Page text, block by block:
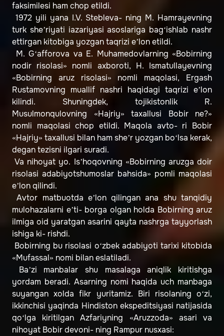
faksimilesi ham chop etildi.
1972 yili yana I.V. Stebleva- ning M. Hamrayevning
turk she’riyati iazariyasi asoslariga bag‘ishlab nashr
ettirgan kitobiga yozgan taqrizi e’lon etildi.
M. G‘afforova va E. Muhamedovlarning «Bobirning
nodir risolasi» nomli axboroti, H. Ismatullayevning
«Bobirning aruz risolasi» nomli maqolasi, Ergash
Rustamovning muallif nashri haqidagi taqrizi e’lon
kilindi. Shuningdek, tojikistonlik R.
Musulmonqulovning «Hajriy» taxallusi Bobir ne?»
nomli maqolasi chop etildi. Maqola avto- ri Bobir
«Hajriy» taxallusi bilan ham she’r yozgan bo‘lsa kerak,
degan tezisni ilgari suradi.
Va nihoyat yo. Is’hoqovning «Bobirning aruzga doir
risolasi adabiyotshumoslar bahsida» pomli maqolasi
e’lon qilindi.
Avtor matbuotda e’lon qilingan ana shu tanqidiy
mulohazalarni e’ti- borga olgan holda Bobirning aruz
ilmiga oid yaratgan asarini qayta nashrga tayyorlash
ishiga ki- rishdi.
Bobirning bu risolasi o‘zbek adabiyoti tarixi kitobida
«Mufassal» nomi bilan eslatiladi.
Ba’zi manbalar shu masalaga aniqlik kiritishga
yordam beradi. Asarning nomi haqida uch manbaga
suyangan xolda fikr yuritamiz. Biri risolaning o‘zi,
ikkinchisi yaqinda Hindiston ekspeditsiyasi natijasida
qo‘lga kiritilgan Azfariyning «Aruzzoda» asari va
nihoyat Bobir devoni- ning Rampur nusxasi: